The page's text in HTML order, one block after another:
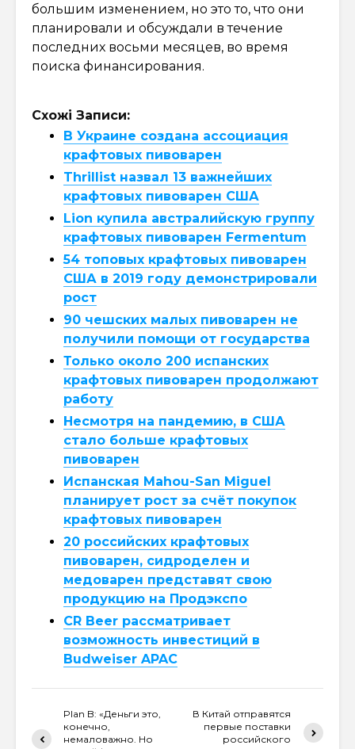
большим изменением, но это то, что они
планировали и обсуждали в течение
последних восьми месяцев, во время
поиска финансирования.
Схожі Записи:
В Украине создана ассоциация
крафтовых пивоварен
Thrillist назвал 13 важнейших
крафтовых пивоварен США
Lion купила австралийскую группу
крафтовых пивоварен Fermentum
54 топовых крафтовых пивоварен
США в 2019 году демонстрировали
рост
90 чешских малых пивоварен не
получили помощи от государства
Только около 200 испанских
крафтовых пивоварен продолжают
работу
Несмотря на пандемию, в США
стало больше крафтовых
пивоварен
Испанская Mahou-San Miguel
планирует рост за счёт покупок
крафтовых пивоварен
20 российских крафтовых
пивоварен, сидроделен и
медоварен представят свою
продукцию на Продэкспо
CR Beer рассматривает
возможность инвестиций в
Budweiser APAC
Plan B: «Деньги это,
конечно,
немаловажно. Но
В Китай отправятся
первые поставки
российского